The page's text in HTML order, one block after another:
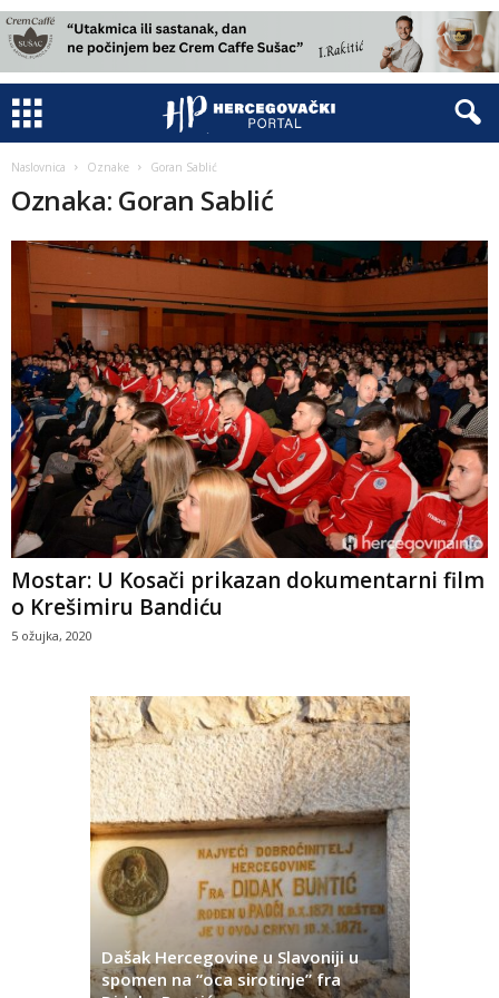
Naslovnica Oznake Goran Sablić
Oznaka: Goran Sablić
Mostar: U Kosači prikazan dokumentarni film
o Krešimiru Bandiću
5 ožujka, 2020
Dašak Hercegovine u Slavoniji u
spomen na “oca sirotinje” fra